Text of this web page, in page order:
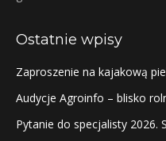
Ostatnie wpisy
Zaproszenie na kajakową
Audycje Agroinfo – blisko
Pytanie do specjalisty 2026.